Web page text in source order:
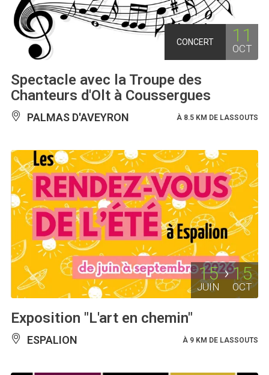
CONCERT 11
OCT
Spectacle avec la Troupe des
Chanteurs d'Olt à Coussergues
PALMAS D'AVEYRON À 8.5 KM DE LASSOUTS
15
JUIN
15
OCT
Exposition "L'art en chemin"
ESPALION À 9 KM DE LASSOUTS